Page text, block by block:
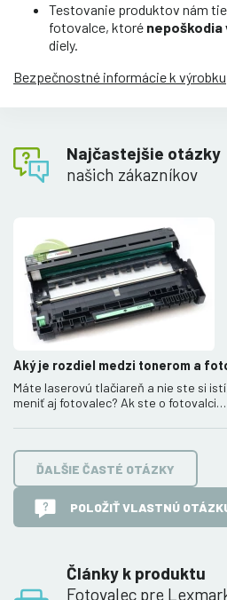
Testovanie produktov nám
fotovalce, ktoré nepoškodia
diely.
Bezpečnostné informácie k výrobku
Najčastejšie otázky
našich zákazníkov
Články k produktu
Fotovalec pre
Aký je rozdiel medzi tonerom a
Máte laserovú tlačiareň a nie ste si
meniť aj fotovalec? Ak ste o fotovalci…
ĎALŠIE ČASTÉ OTÁZKY
POLOŽIŤ VLASTNÚ